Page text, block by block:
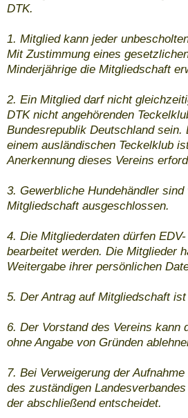
DTK.
1. Mitglied kann jeder
Mit Zustimmung eines
Minderjährige die Mitgliedschaft
2. Ein Mitglied darf nicht
DTK nicht angehörenden
Bundesrepublik Deutschland sein.
einem ausländischen Teckelklub
Anerkennung dieses Vereins
3. Gewerbliche Hundehändler
Mitgliedschaft ausgeschlossen.
4. Die Mitgliederdaten dürfen
bearbeitet werden. Die Mitglieder
Weitergabe ihrer persönlichen
5. Der Antrag auf Mitgliedschaft
6. Der Vorstand des Vereins kann
ohne Angabe von Gründen
7. Bei Verweigerung der
des zuständigen
der abschließend entscheidet.